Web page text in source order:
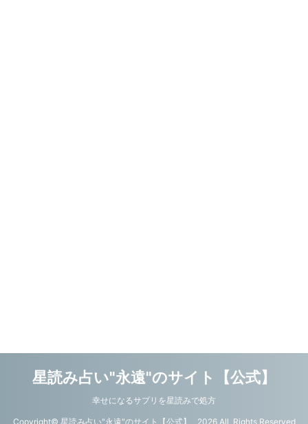
星読み占い"永遠"のサイト【公式】
幸せになるサプリを星読みで処方
Copyright© 星読み占い"永遠"のサイト【公式】 , 2026 All Rights Reserved